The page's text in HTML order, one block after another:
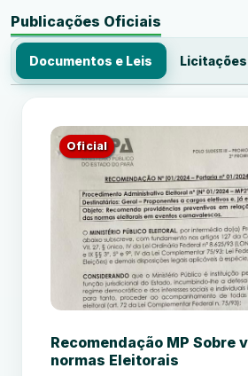
Publicações Oficiais
Documentos e Leis Licitações
Oficial
Recomendação MP Sobre
normas Eleitorais